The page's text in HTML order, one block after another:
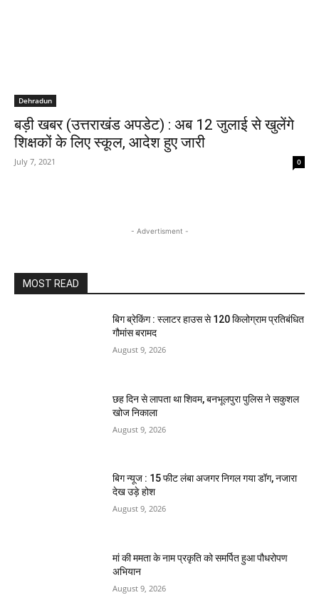
Dehradun
बड़ी खबर (उत्तराखंड अपडेट) : अब 12 जुलाई से खुलेंगे
शिक्षकों के लिए स्कूल, आदेश हुए जारी
July 7, 2021 0
- Advertisment -
MOST READ
बिग ब्रेकिंग : स्लाटर हाउस से 120 किलोग्राम प्रतिबंधित
गौमांस बरामद
August 9, 2026
छह दिन से लापता था शिवम, बनभूलपुरा पुलिस ने सकुशल
खोज निकाला
August 9, 2026
बिग न्यूज : 15 फीट लंबा अजगर निगल गया डॉग, नजारा
देख उड़े होश
August 9, 2026
मां की ममता के नाम प्रकृति को समर्पित हुआ पौधरोपण
अभियान
August 9, 2026